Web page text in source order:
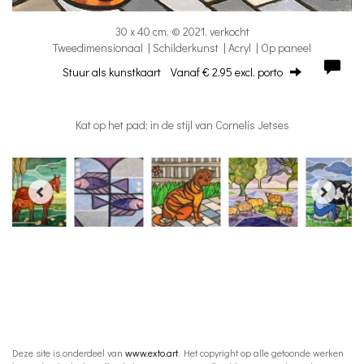
30 x 40 cm, © 2021, verkocht
Tweedimensionaal | Schilderkunst | Acryl | Op paneel
Stuur als kunstkaart Vanaf € 2,95 excl. porto
Kat op het pad; in de stijl van Cornelis Jetses
Deze site is onderdeel van www.exto.art. Het copyright op alle getoonde werken